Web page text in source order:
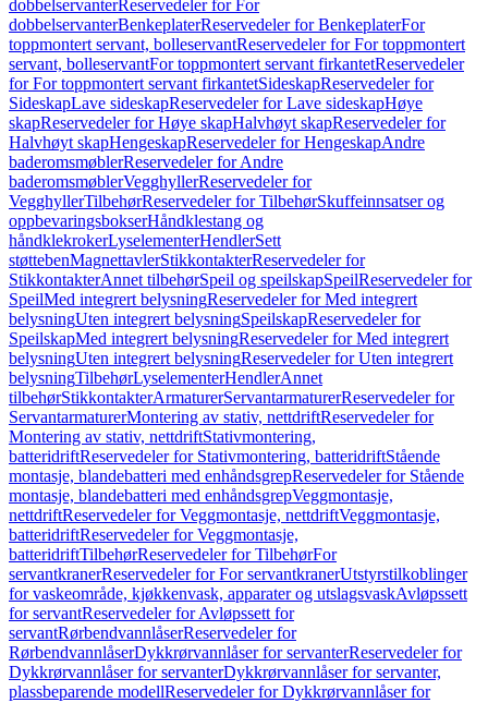
dobbelservanterReservedeler for For
dobbelservanterBenkeplaterReservedeler for BenkeplaterFor
toppmontert servant, bolleservantReservedeler for For toppmontert
servant, bolleservantFor toppmontert servant firkantetReservedeler
for For toppmontert servant firkantetSideskapReservedeler for
SideskapLave sideskapReservedeler for Lave sideskapHøye
skapReservedeler for Høye skapHalvhøyt skapReservedeler for
Halvhøyt skapHengeskapReservedeler for HengeskapAndre
baderomsmøblerReservedeler for Andre
baderomsmøblerVegghyllerReservedeler for
VegghyllerTilbehørReservedeler for TilbehørSkuffeinnsatser og
oppbevaringsbokserHåndklestang og
håndklekrokerLyselementerHendlerSett
støttebenMagnettavlerStikkontakterReservedeler for
StikkontakterAnnet tilbehørSpeil og speilskapSpeilReservedeler for
SpeilMed integrert belysningReservedeler for Med integrert
belysningUten integrert belysningSpeilskapReservedeler for
SpeilskapMed integrert belysningReservedeler for Med integrert
belysningUten integrert belysningReservedeler for Uten integrert
belysningTilbehørLyselementerHendlerAnnet
tilbehørStikkontakterArmaturerServantarmaturerReservedeler for
ServantarmaturerMontering av stativ, nettdriftReservedeler for
Montering av stativ, nettdriftStativmontering,
batteridriftReservedeler for Stativmontering, batteridriftStående
montasje, blandebatteri med enhåndsgrepReservedeler for Stående
montasje, blandebatteri med enhåndsgrepVeggmontasje,
nettdriftReservedeler for Veggmontasje, nettdriftVeggmontasje,
batteridriftReservedeler for Veggmontasje,
batteridriftTilbehørReservedeler for TilbehørFor
servantkranerReservedeler for For servantkranerUtstyrstilkoblinger
for vaskeområde, kjøkkenvask, apparater og utslagsvaskAvløpssett
for servantReservedeler for Avløpssett for
servantRørbendvannlåserReservedeler for
RørbendvannlåserDykkrørvannlåser for servanterReservedeler for
Dykkrørvannlåser for servanterDykkrørvannlåser for servanter,
plassbeparende modellReservedeler for Dykkrørvannlåser for